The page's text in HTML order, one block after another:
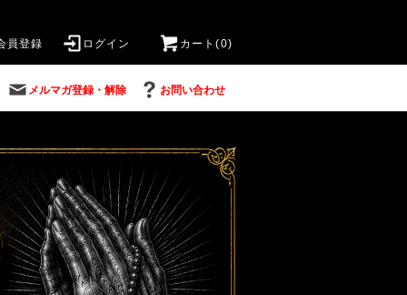
員登録 ログイン カート(0)
メルマガ登録・解除 お問い合わせ